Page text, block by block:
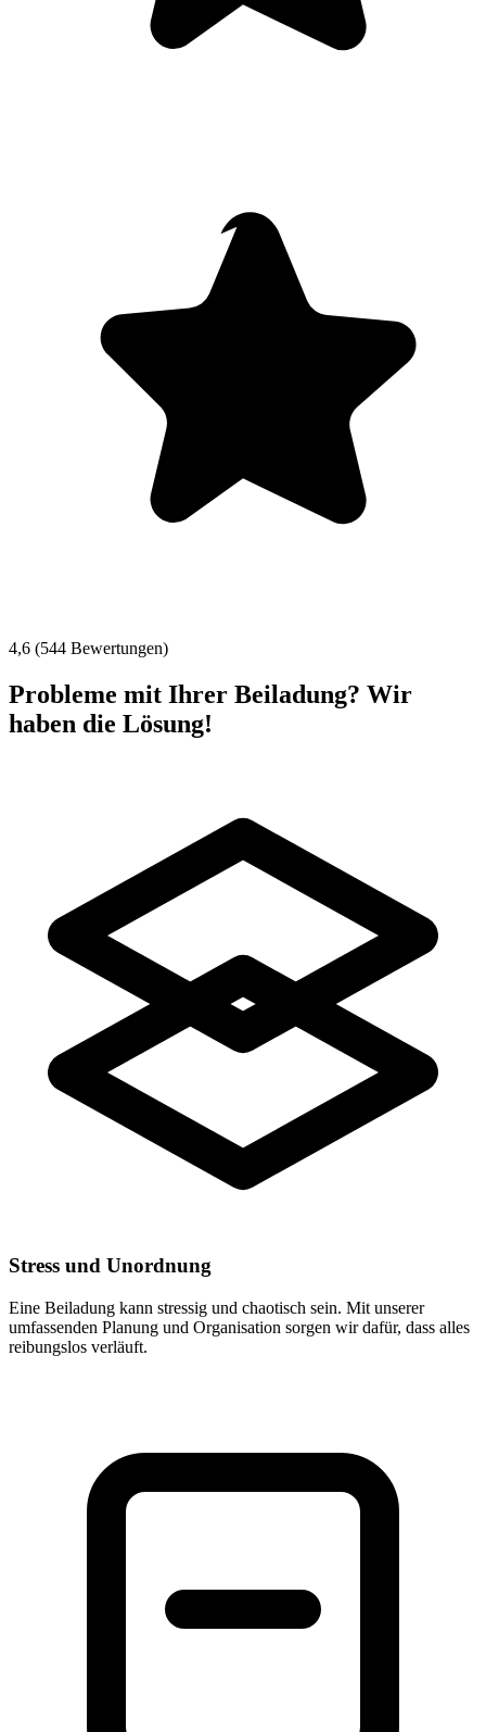
4,6 (544 Bewertungen)
Probleme mit Ihrer Beiladung? Wir
haben die Lösung!
Stress und Unordnung
Eine Beiladung kann stressig und chaotisch sein. Mit unserer
umfassenden Planung und Organisation sorgen wir dafür, dass alles
reibungslos verläuft.